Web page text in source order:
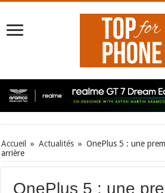
Accueil » Actualités » OnePlus 5 : une
arrière
OnePlus 5 : une